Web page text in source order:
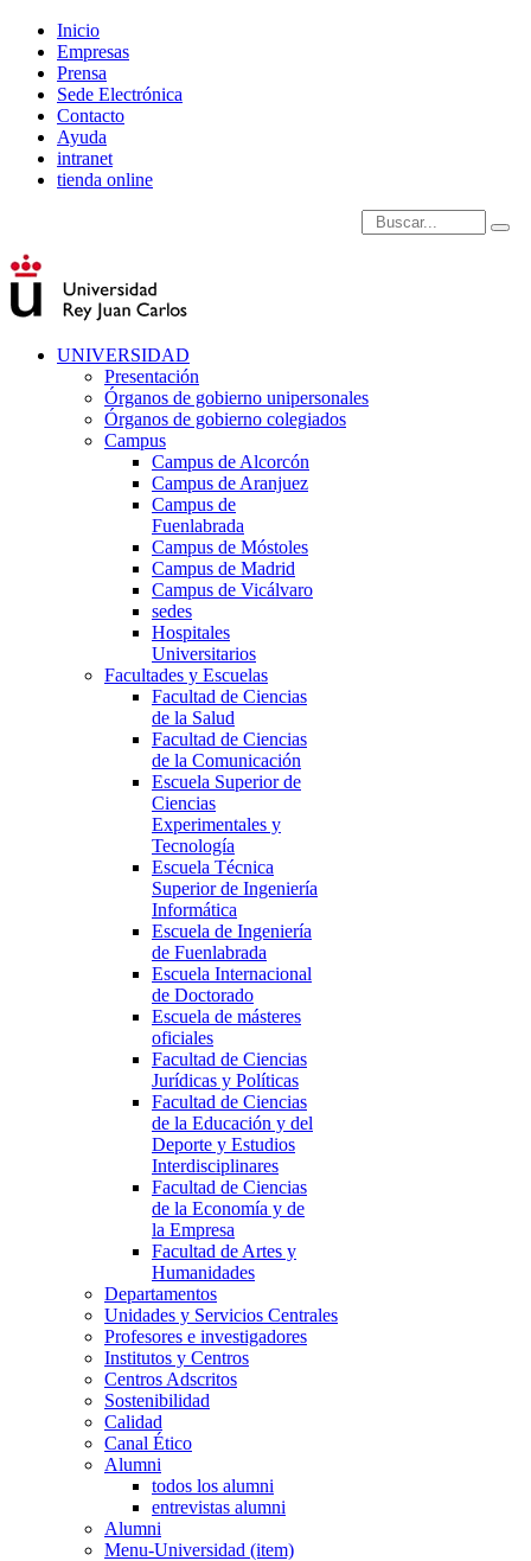
Inicio
Empresas
Prensa
Sede Electrónica
Contacto
Ayuda
intranet
tienda online
Introduce términos de
UNIVERSIDAD
Presentación
Órganos de gobierno unipersonales
Órganos de gobierno colegiados
Campus
Campus de Alcorcón
Campus de Aranjuez
Campus de
Fuenlabrada
Campus de Móstoles
Campus de Madrid
Campus de Vicálvaro
sedes
Hospitales
Universitarios
Facultades y Escuelas
Facultad de Ciencias
de la Salud
Facultad de Ciencias
de la Comunicación
Escuela Superior de
Ciencias
Experimentales y
Tecnología
Escuela Técnica
Superior de Ingeniería
Informática
Escuela de Ingeniería
de Fuenlabrada
Escuela Internacional
de Doctorado
Escuela de másteres
oficiales
Facultad de Ciencias
Jurídicas y Políticas
Facultad de Ciencias
de la Educación y del
Deporte y Estudios
Interdisciplinares
Facultad de Ciencias
de la Economía y de
la Empresa
Facultad de Artes y
Humanidades
Departamentos
Unidades y Servicios Centrales
Profesores e investigadores
Institutos y Centros
Centros Adscritos
Sostenibilidad
Calidad
Canal Ético
Alumni
todos los alumni
entrevistas alumni
Alumni
Menu-Universidad (item)